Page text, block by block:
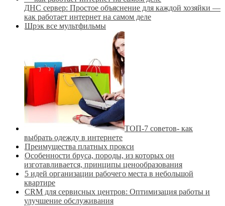
ДНС сервер: Простое объяснение для каждой хозяйки —
как работает интернет на самом деле
Шрэк все мультфильмы
ТОП-7 советов- как
выбрать одежду в интернете
Преимущества платных прокси
Особенности бруса, породы, из которых он
изготавливается, принципы ценообразования
5 идей организации рабочего места в небольшой
квартире
CRM для сервисных центров: Оптимизация работы и
улучшение обслуживания